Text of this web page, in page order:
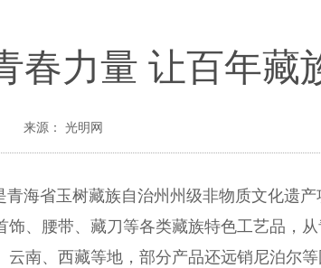
春力量 让百年藏
来源： 光明网
海省玉树藏族自治州州级非物质文化遗产
饰、腰带、藏刀等各类藏族特色工艺品，
云南、西藏等地，部分产品还远销尼泊尔